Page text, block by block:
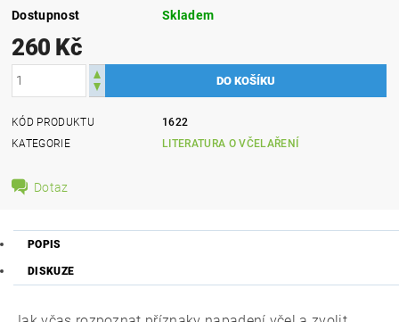
Dostupnost Skladem
260 Kč
KÓD PRODUKTU
1622
KATEGORIE
LITERATURA O VČELAŘENÍ
Dotaz
POPIS
DISKUZE